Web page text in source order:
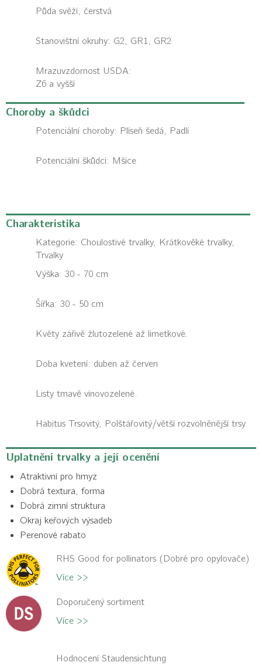
Půda svěží, čerstvá
Stanovištní okruhy: G2, GR1, GR2
Mrazuvzdornost USDA:
Z6 a vyšší
Choroby a škůdci
Potenciální choroby: Plíseň šedá, Padlí
Potenciální škůdci: Mšice
Charakteristika
Kategorie: Choulostivé trvalky, Krátkověké trvalky,
Trvalky
Výška: 30 - 70 cm
Šířka: 30 - 50 cm
Květy zářivě žlutozelené až limetkové.
Doba kvetení: duben až červen
Listy tmavě vínovozelené.
Habitus Trsovitý, Polštářovitý/větší rozvolněnější trsy
Uplatnění trvalky a její ocenění
Atraktivní pro hmyz
Dobrá textura, forma
Dobrá zimní struktura
Okraj keřových výsadeb
Perenové rabato
RHS Good for pollinators (Dobré pro opylovače)
Více >>
Doporučený sortiment
Více >>
Hodnocení Staudensichtung